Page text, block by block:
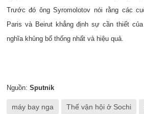
Trước đó ông Syromolotov nói rằng các
Paris và Beirut khẳng định sự cần thiết
nghĩa khủng bố thống nhất và hiệu quả.
Nguồn: Sputnik
máy bay nga Thế vận hội ở Sochi